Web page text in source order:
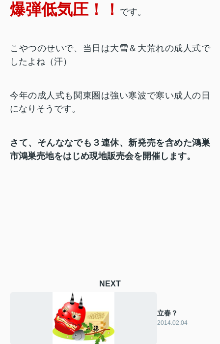
爆弾低気圧！！ です。
こやつのせいで、当日は大雪＆大荒れの成人式で
したよね（汗）
今年の成人式も関東圏は強い寒波で寒い成人の日
になりそうです。
さて、そんななでも３連休、新発売を含めた鴻巣
市鴻巣売地をはじめ現地販売会を開催します。
NEXT
立春？
2014.02.04